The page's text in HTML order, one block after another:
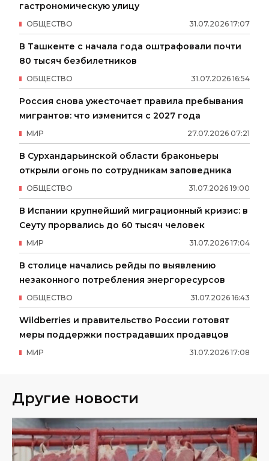
гастрономическую улицу
31.07.2026 17:07
ОБЩЕСТВО
В Ташкенте с начала года оштрафовали почти
80 тысяч безбилетников
31.07.2026 16:54
ОБЩЕСТВО
Россия снова ужесточает правила пребывания
мигрантов: что изменится с 2027 года
27.07.2026 07:21
МИР
В Сурхандарьинской области браконьеры
открыли огонь по сотрудникам заповедника
31.07.2026 19:00
ОБЩЕСТВО
В Испании крупнейший миграционный кризис: в
Сеуту прорвались до 60 тысяч человек
31.07.2026 17:04
МИР
В столице начались рейды по выявлению
незаконного потребления энергоресурсов
31.07.2026 16:43
ОБЩЕСТВО
Wildberries и правительство России готовят
меры поддержки пострадавших продавцов
31.07.2026 17:08
МИР
Другие новости